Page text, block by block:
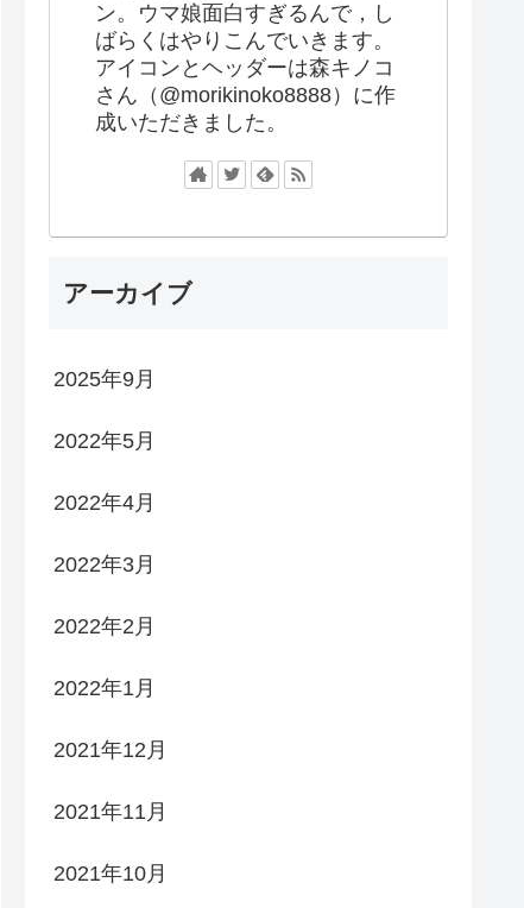
ン。ウマ娘面白すぎるんで，し
ばらくはやりこんでいきます。
アイコンとヘッダーは森キノコ
さん（@morikinoko8888）に作
成いただきました。
アーカイブ
2025年9月
2022年5月
2022年4月
2022年3月
2022年2月
2022年1月
2021年12月
2021年11月
2021年10月